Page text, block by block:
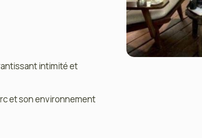
intimité et
et son environnement